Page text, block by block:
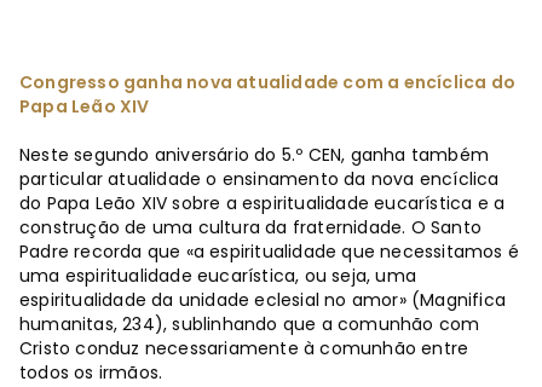
Congresso ganha nova atualidade com a encíclica do
Papa Leão XIV
Neste segundo aniversário do 5.º CEN, ganha também
particular atualidade o ensinamento da nova encíclica
do Papa Leão XIV sobre a espiritualidade eucarística e a
construção de uma cultura da fraternidade. O Santo
Padre recorda que «a espiritualidade que necessitamos é
uma espiritualidade eucarística, ou seja, uma
espiritualidade da unidade eclesial no amor» (Magnifica
humanitas, 234), sublinhando que a comunhão com
Cristo conduz necessariamente à comunhão entre
todos os irmãos.